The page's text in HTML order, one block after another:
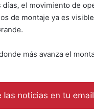
el movimiento de
de montaje ya es
más avanza el
las noticias en tu email